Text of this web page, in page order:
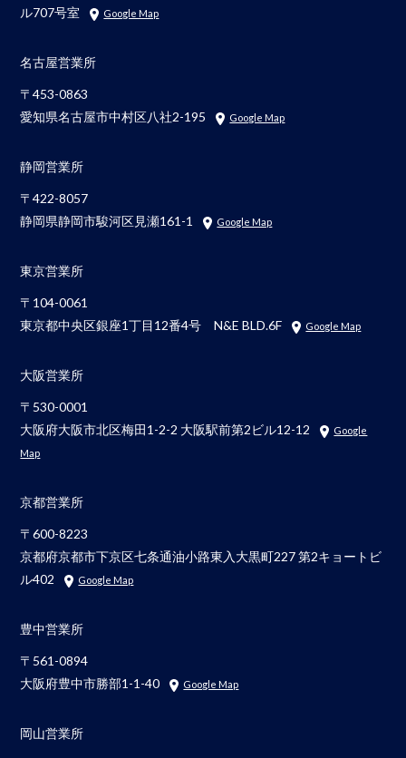
ル707号室
Google Map
名古屋営業所
〒453-0863
愛知県名古屋市中村区八社2-195
Google Map
静岡営業所
〒422-8057
静岡県静岡市駿河区見瀬161-1
Google Map
東京営業所
〒104-0061
東京都中央区銀座1丁目12番4号 N&E BLD.6F
Google Map
大阪営業所
〒530-0001
大阪府大阪市北区梅田1-2-2 大阪駅前第2ビル12-12
Google
Map
京都営業所
〒600-8223
京都府京都市下京区七条通油小路東入大黒町227 第2キョートビ
ル402
Google Map
豊中営業所
〒561-0894
大阪府豊中市勝部1-1-40
Google Map
岡山営業所